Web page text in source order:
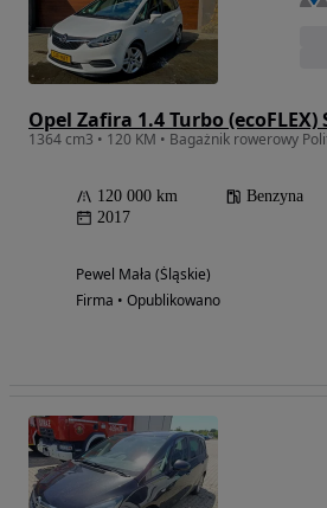
120 000 km Benzyna
2017
Pewel Mała (Śląskie)
Firma • Opublikowano